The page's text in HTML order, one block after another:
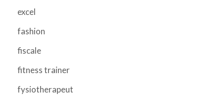
excel
fashion
fiscale
fitness trainer
fysiotherapeut